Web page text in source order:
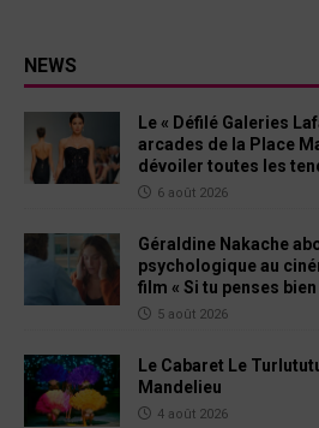
NEWS
Le « Défilé Galeries
arcades de la Place
dévoiler toutes les
6 août 2026
Géraldine Nakache
psychologique au
film « Si tu penses bien
5 août 2026
Le Cabaret Le
Mandelieu
4 août 2026